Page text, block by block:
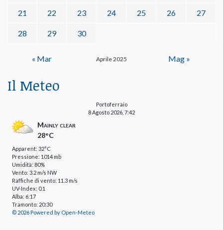
Aprile 2025
21 22 23 24 25 26 27
28 29 30
« Mar Mag »
Il Meteo
Portoferraio
8 Agosto 2026, 7:42
Mainly clear
28°C
Apparent: 32°C
Pressione: 1014 mb
Umidità: 80%
Vento: 3.2 m/s NW
Raffiche di vento: 11.3 m/s
UV-Index: 0.1
Alba: 6:17
Tramonto: 20:30
© 2026 Powered by Open-Meteo